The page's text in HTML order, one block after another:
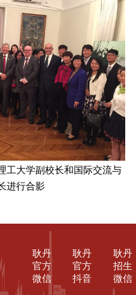
工大学副校长和国际交流与
进行合影
耿丹
招生
微信
耿丹
官方
抖音
耿丹
官方
微信